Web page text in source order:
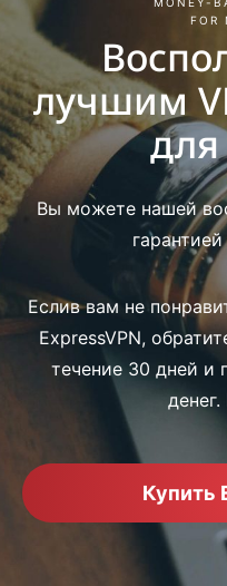
FOR
лучшим
для
Вы можете нашей
Еслив вам не
ExpressVPN,
течение 30 дней и
Купить